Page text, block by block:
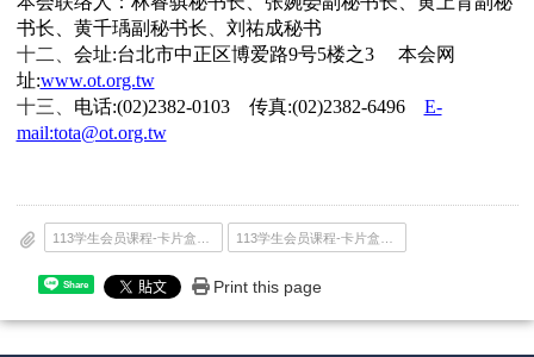
书长、黄千瑀副秘书长
刘祐成秘书
十二、 会址:台北市中正区博爱路9号5楼之3 本会网
址:www.ot.org.tw
十三、 电话:(02)2382-0103 传真:(02)2382-6496 E-
mail:tota@ot.org.tw
Share Print this page